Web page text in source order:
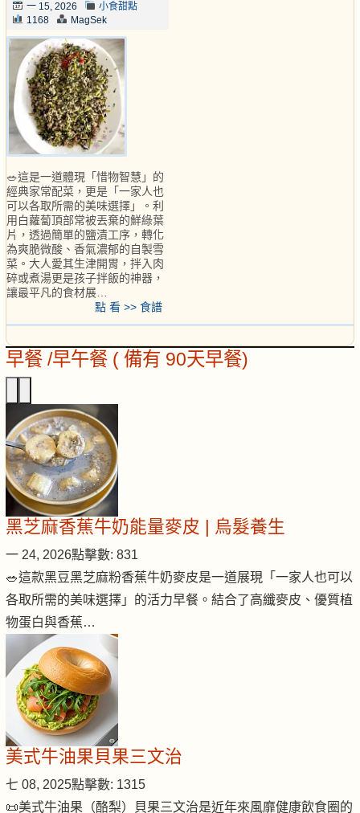
一 15, 2026
小食甜點
1168
MagSek
🥗這是一道體現「惜物智慧」的
經典家常配菜，更是「一家人也
可以各取所需的美味選擇」。利
用白蘿蔔頂部常被丟棄的鮮綠葉
片，透過簡單的鹽漬工序，轉化
為爽脆微酸、香氣濃郁的自製雪
菜。大人愛其生津開胃，拌入肉
碎或煮湯更是孩子拌飯的神器，
讓最平凡的食材展…
點 看 >> 食譜
早餐 /早午餐 ( 備有 90天早餐)
黑芝麻香蕉牛奶能量麥皮 | 烏髮養生
一 24, 2026點擊數: 831
🥗這款黑豆黑芝麻粉香蕉牛奶麥皮是一道展現「一家人也可以
各取所需的美味選擇」的活力早餐。結合了高纖麥皮、優質植
物蛋白與香蕉…
美式牛油果貝果三文治
七 08, 2025點擊數: 1315
📜美式牛油果（酪梨）貝果三文治是近年來風靡健康飲食圈的